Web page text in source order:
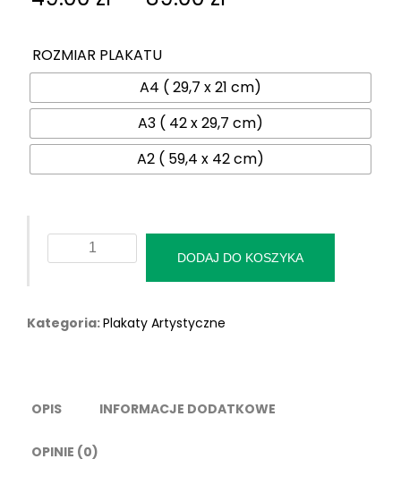
49.00 zł
do
89.00 zł
ROZMIAR PLAKATU
A4 ( 29,7 x 21 cm)
A3 ( 42 x 29,7 cm)
A2 ( 59,4 x 42 cm)
Plakat
Zwyczajny"
DODAJ DO KOSZYKA
Kategoria:Plakaty Artystyczne
OPIS INFORMACJE DODATKOWE
OPINIE (0)